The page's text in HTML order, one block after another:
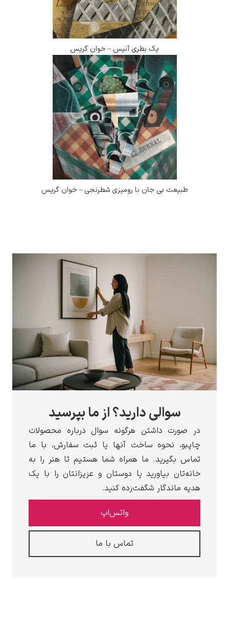
یک بطری آنیس – خوان گریس
طبیعت بی جان با رومیزی شطرنجی – خوان گریس
سوالی دارید؟ از ما بپرسید
صورت داشتن هرگونه سوال درباره محصولات
نحوه ساخت آنها یا ثبت سفارش، با ما
بگیرید. ما همراه شما هستیم تا هنر را به
بیاورید یا دوستان و عزیزانتان را با یک
ماندگار شگفت‌زده کنید.
تماس با ما